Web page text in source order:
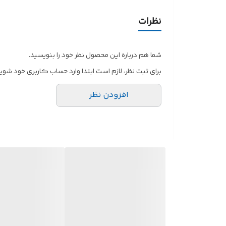
نظرات
شما هم درباره این محصول نظر خود را بنویسید.
برای ثبت نظر، لازم است ابتدا وارد حساب کاربری خود
افزودن نظر